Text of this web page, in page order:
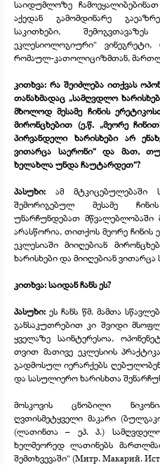
საიდუმლოზე
აქედან გამომდინარე
საკითხები,
ეკლესიოლოგიური“
რომაულ-კათოლიციზმთან,
კითხვა: რა შეიძლება ითქვას
თანახმადაც „სამღვდლო
მხოლოდ მესამე ჩინის
მირონცხებით (ე.წ. „მეორე
პირვანდელი ხარისხები არ
ვითარცა საერონი“ და მათ, თუ
ხელახლა უნდა ჩაუტარდეთ“?
პასუხი:
ამ მტკიცებულებაში
შემორიგებულ მესამე
უნარჩუნდებათ მწვალებლობაში
არასწორია, თითქოს მეორე ჩინის
ეკლესიაში მიიღებიან
ხარისხები და მიიღებიან ვითარცა
კითხვა: საიდან ჩანს ეს?
პასუხი: ეს ჩანს წმ. მამთა
განსაკუთრებით კი შვიდი
ყველაზე საინტერესოა,
თვით მათივე ეკლესიის
გადმოსულ იერარქებს
და სასულიერო ხარისხთა
მოსკოვის ცნობილი
ღვთისმეტყველი მაკარი
(ლათინთა – ეპ. პ.)
ხელმეორედ ლათინებს
შემთხვევაში“ (Митр. Макарий.